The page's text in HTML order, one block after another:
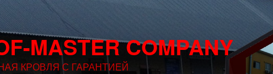
MASTER COMPANY
КРОВЛЯ С ГАРАНТИЕЙ